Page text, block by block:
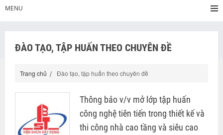
MENU
ĐÀO TẠO, TẬP HUẤN THEO CHUYÊN ĐỀ
Trang chủ Đào tạo, tập huấn theo chuyên đề
Thông báo v/v mở lớp tập huấn
công nghệ tiên tiến trong thiết kế và
thi công nhà cao tầng và siêu cao